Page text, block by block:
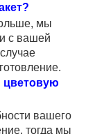
мы
с вашей
цветовую
вашего
тогда мы